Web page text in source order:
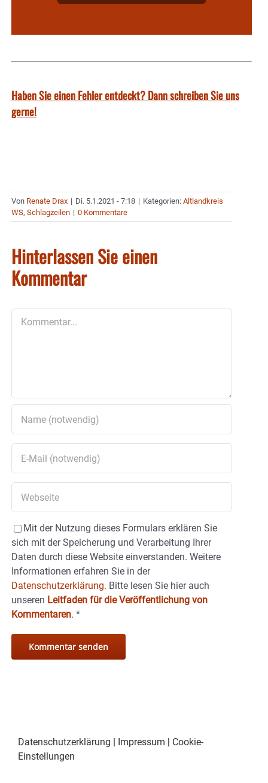
Haben Sie einen Fehler entdeckt? Dann schreiben Sie uns
gerne!
Von Renate Drax | Di. 5.1.2021 - 7:18 | Kategorien: Altlandkreis
WS, Schlagzeilen | 0 Kommentare
Hinterlassen Sie einen
Kommentar
Mit der Nutzung dieses Formulars erklären Sie
sich mit der Speicherung und Verarbeitung Ihrer
Daten durch diese Website einverstanden. Weitere
Informationen erfahren Sie in der
Datenschutzerklärung. Bitte lesen Sie hier auch
unseren Leitfaden für die Veröffentlichung von
Kommentaren. *
Datenschutzerklärung Impressum
Cookie-
Einstellungen